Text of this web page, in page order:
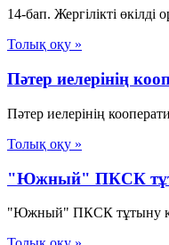
14-бап. Жергілікті
Толық оқу »
Пәтер иелерінің
Пәтер иелерінің
Толық оқу »
"Южный" ПКСК
"Южный" ПКСК тұтыну